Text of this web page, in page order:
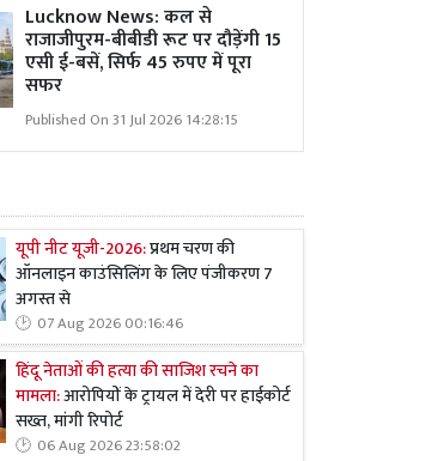
Lucknow News:कल से
राजाजीपुरम-बीबीडी रूट पर दौड़ेंगी 15
एसी ई-बसें, सिर्फ 45 रुपए में पूरा
सफर
Published On 31 Jul 2026 14:28:15
यूपी नीट यूजी-2026:प्रथम चरण की
ऑनलाइन काउंसिलिंग के लिए पंजीकरण 7
अगस्त से
07 Aug 2026 00:16:46
हिंदू नेताओं की हत्या की साजिश रचने का
मामला:आरोपियों के ट्रायल में देरी पर हाईकोर्ट
सख्त, मांगी रिपोर्ट
06 Aug 2026 23:58:02